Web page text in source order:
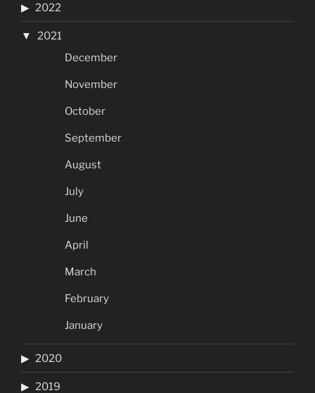
2022
2021
December
November
October
September
August
July
June
April
March
February
January
2020
2019